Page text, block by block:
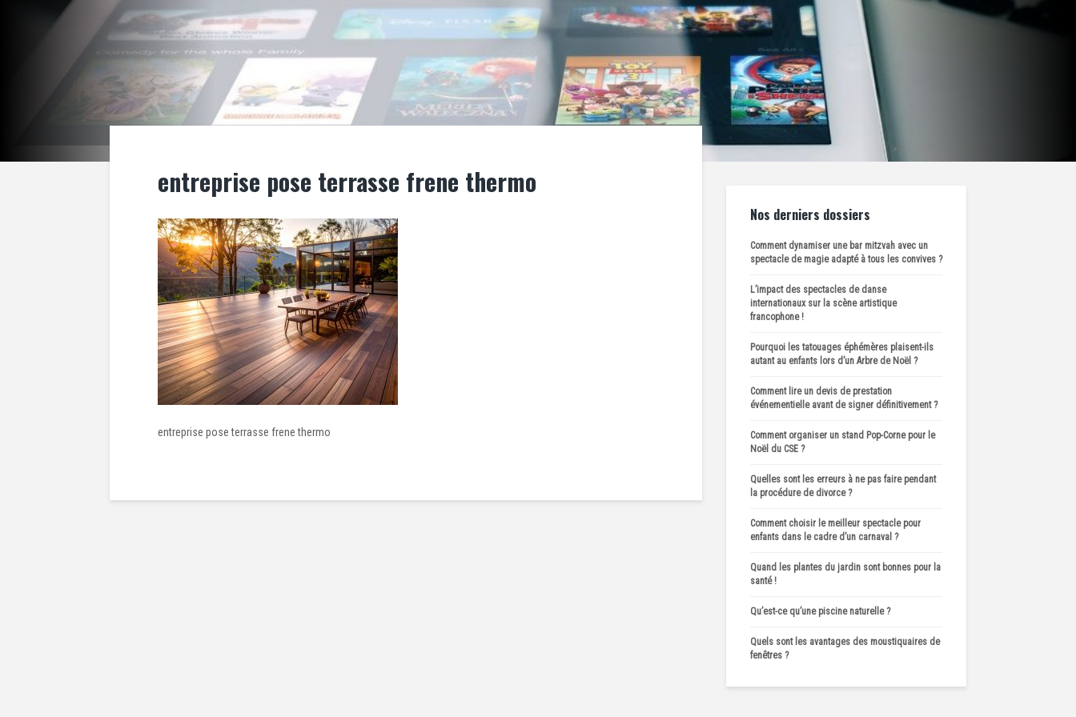
entreprise pose terrasse frene thermo
entreprise pose terrasse frene thermo
Nos derniers dossiers
Comment dynamiser une bar mitzvah avec un
spectacle de magie adapté à tous les convives ?
L’impact des spectacles de danse
internationaux sur la scène artistique
francophone !
Pourquoi les tatouages éphémères plaisent-ils
autant au enfants lors d’un Arbre de Noël ?
Comment lire un devis de prestation
événementielle avant de signer définitivement ?
Comment organiser un stand Pop-Corne pour le
Noël du CSE ?
Quelles sont les erreurs à ne pas faire pendant
la procédure de divorce ?
Comment choisir le meilleur spectacle pour
enfants dans le cadre d’un carnaval ?
Quand les plantes du jardin sont bonnes pour la
santé !
Qu’est-ce qu’une piscine naturelle ?
Quels sont les avantages des moustiquaires de
fenêtres ?